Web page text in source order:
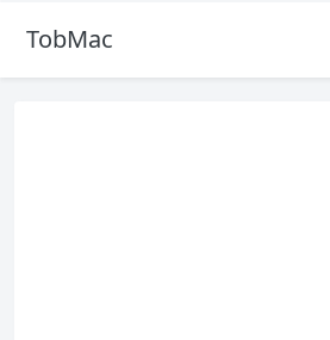
TobMac